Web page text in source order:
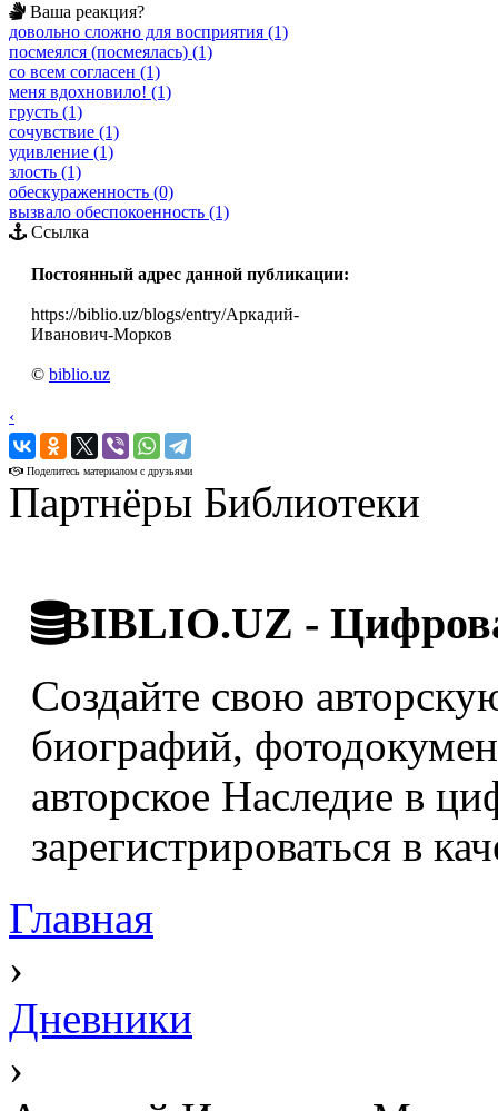
Ваша реакция?
довольно сложно для восприятия (1)
посмеялся (посмеялась) (1)
со всем согласен (1)
меня вдохновило! (1)
грусть (1)
сочувствие (1)
удивление (1)
злость (1)
обескураженность (0)
вызвало обеспокоенность (1)
Ссылка
Постоянный адрес данной публикации:
https://biblio.uz/blogs/entry/Аркадий-
Иванович-Морков
© biblio.uz
‹
›
Поделитесь материалом с друзьями
Партнёры Библиотеки
BIBLIO.UZ -
Создайте свою
биографий,
авторское Наследие в
зарегистрироваться в
Главная
›
Дневники
›